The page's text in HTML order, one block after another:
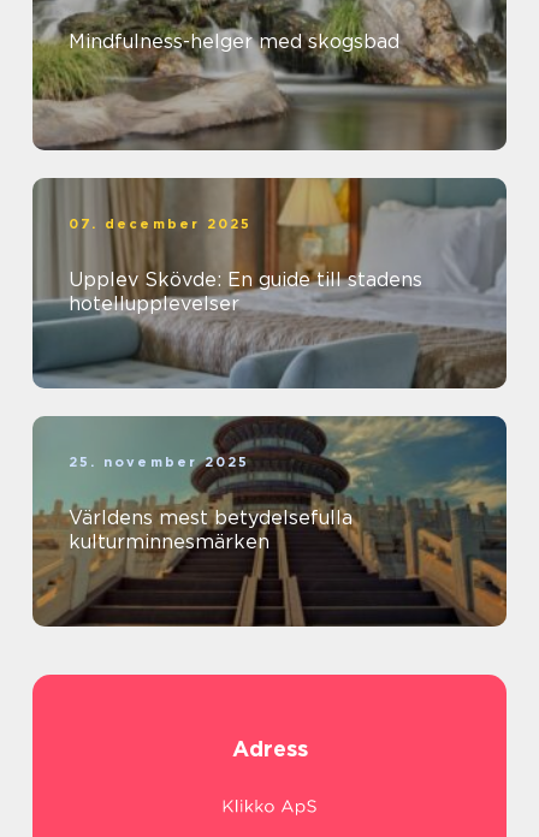
Mindfulness-helger med skogsbad
07. december 2025
Upplev Skövde: En guide till stadens
hotellupplevelser
25. november 2025
Världens mest betydelsefulla
kulturminnesmärken
Adress